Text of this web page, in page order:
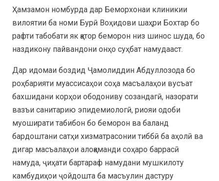
Ҳамзамон номбурда дар Беморхонаи клиникии
вилоятии ба номи Бурӣ Воҳидови шаҳри Бохтар бо
рафти табобати як қатор беморон низ шинос шуда, бо
наздикону пайвандони онҳо суҳбат намудааст.
Дар идомаи боздид Ҷамолиддин Абдуллозода бо
роҳбарияти муассисаҳои соҳа масъалаҳои вусъат
бахшидани корҳои ободониву созандагӣ, назорати
вазъи санитарию эпидемиологӣ, риояи одоби
муоширати табибон бо беморон ва баланд
бардоштани сатҳи хизматрасонии тиббӣ ба аҳолӣ ва
дигар масъалаҳои алоқаманди соҳаро баррасӣ
намуда, ҷиҳати бартараф намудани мушкилоту
камбудиҳои ҷойдошта ба масъулин дастуру